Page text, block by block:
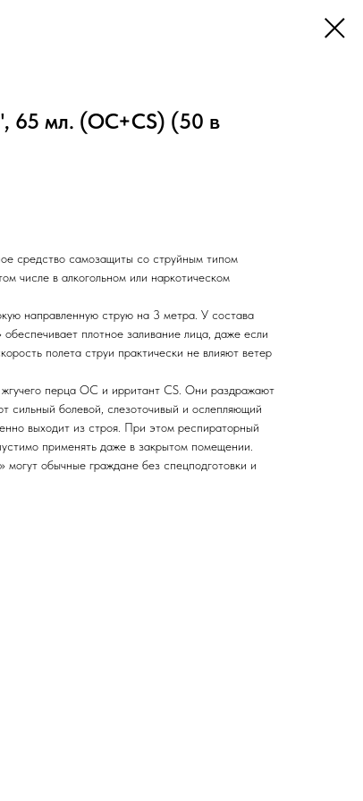
65 мл. (OC+CS) (50 в
средство самозащиты со струйным типом
числе в алкогольном или наркотическом
направленную струю на 3 метра. У состава
плотное заливание лица, даже если
полета струи практически не влияют ветер
перца OC и ирритант CS. Они раздражают
сильный болевой, слезоточивый и ослепляющий
выходит из строя. При этом респираторный
применять даже в закрытом помещении.
могут обычные граждане без спецподготовки и